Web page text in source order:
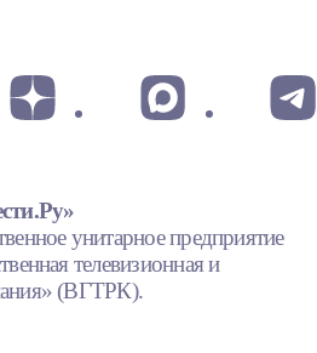
унитарное предприятие
телевизионная и
(ВГТРК).